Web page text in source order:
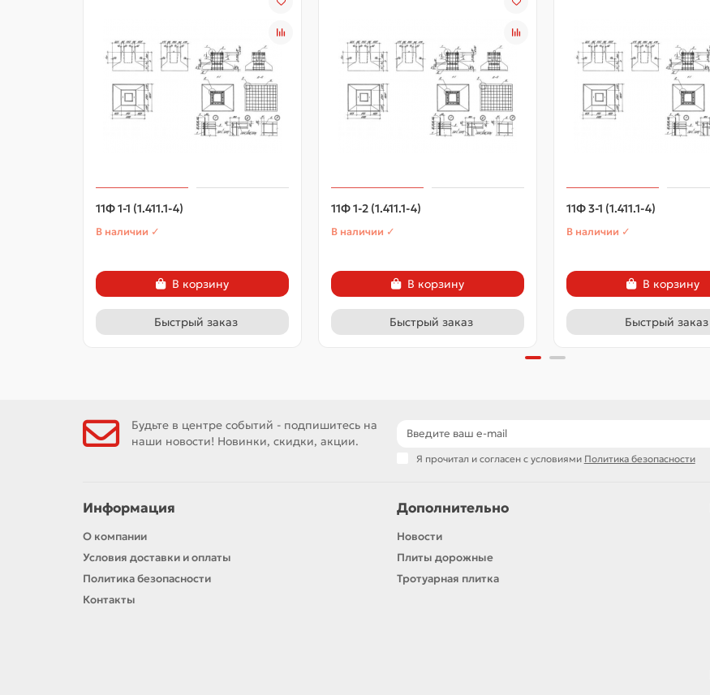
11Ф 1-1 (1.411.1-4)
В наличии ✓
В корзину
Быстрый заказ
11Ф 1-2 (1.411.1-4)
В наличии ✓
В корзину
Быстрый заказ
11Ф 3-1 (1.411.1-4)
В наличии ✓
В корзину
Быстрый заказ
Будьте в центре событий - подпишитесь на
наши новости! Новинки, скидки, акции.
Я прочитал и согласен с условиями Политика безопасности
Информация
О компании
Условия доставки и оплаты
Политика безопасности
Контакты
Дополнительно
Новости
Плиты дорожные
Тротуарная плитка